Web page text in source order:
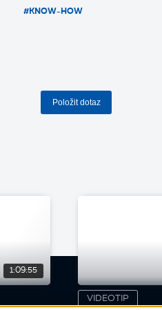
#KNOW-HOW
Položit dotaz
1:09:55
VIDEOTIP